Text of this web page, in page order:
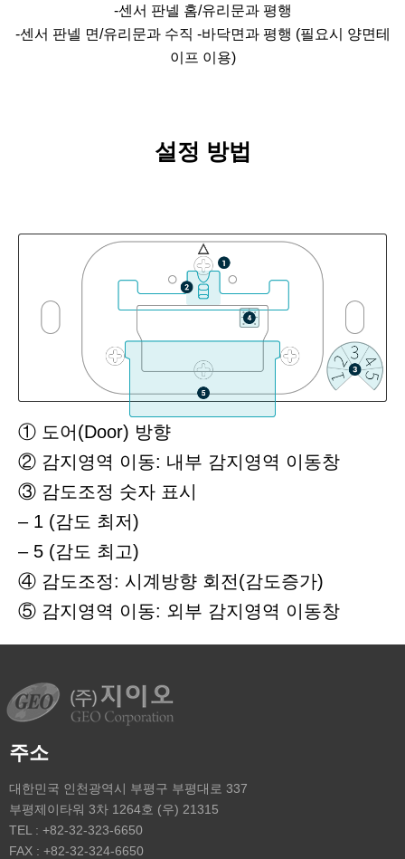
-센서 판넬 홈/유리문과 평행
-센서 판넬 면/유리문과 수직 -바닥면과 평행 (필요시 양면테
이프 이용)
설정 방법
① 도어(Door) 방향
② 감지영역 이동: 내부 감지영역 이동창
③ 감도조정 숫자 표시
– 1 (감도 최저)
– 5 (감도 최고)
④ 감도조정: 시계방향 회전(감도증가)
⑤ 감지영역 이동: 외부 감지영역 이동창
주소
대한민국 인천광역시 부평구 부평대로 337
부평제이타워 3차 1264호 (우) 21315
TEL : +82-32-323-6650
FAX : +82-32-324-6650